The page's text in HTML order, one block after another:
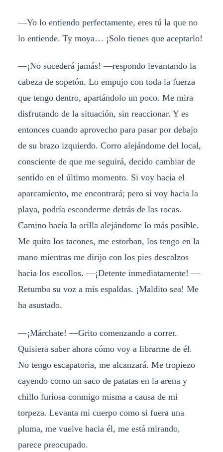
—Yo lo entiendo perfectamente, eres tú la que no
lo entiende. Ty moya… ¡Solo tienes que aceptarlo!
—¡No sucederá jamás! —respondo levantando la
cabeza de sopetón. Lo empujo con toda la fuerza
que tengo dentro, apartándolo un poco. Me mira
disfrutando de la situación, sin reaccionar. Y es
entonces cuando aprovecho para pasar por debajo
de su brazo izquierdo. Corro alejándome del local,
consciente de que me seguirá, decido cambiar de
sentido en el último momento. Si voy hacia el
aparcamiento, me encontrará; pero si voy hacia la
playa, podría esconderme detrás de las rocas.
Camino hacia la orilla alejándome lo más posible.
Me quito los tacones, me estorban, los tengo en la
mano mientras me dirijo con los pies descalzos
hacia los escollos. —¡Detente inmediatamente! —
Retumba su voz a mis espaldas. ¡Maldito sea! Me
ha asustado.
—¡Márchate! —Grito comenzando a correr.
Quisiera saber ahora cómo voy a librarme de él.
No tengo escapatoria, me alcanzará. Me tropiezo
cayendo como un saco de patatas en la arena y
chillo furiosa conmigo misma a causa de mi
torpeza. Levanta mi cuerpo como si fuera una
pluma, me vuelve hacia él, me está mirando,
parece preocupado.